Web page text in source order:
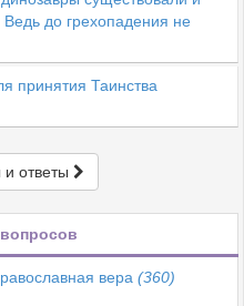
до грехопадения не
принятия Таинства
ответы
вера (360)